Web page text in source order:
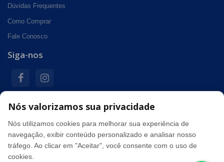
Dúvidas Frequentes
Como Comprar
Fale Conosco
Siga-nos
Formas de pagamento
Segurança
Nós valorizamos sua privacidade
Nós utilizamos cookies para melhorar sua experiência de
navegação, exibir conteúdo personalizado e analisar nosso
tráfego. Ao clicar em "Aceitar", você consente com o uso de
cookies.